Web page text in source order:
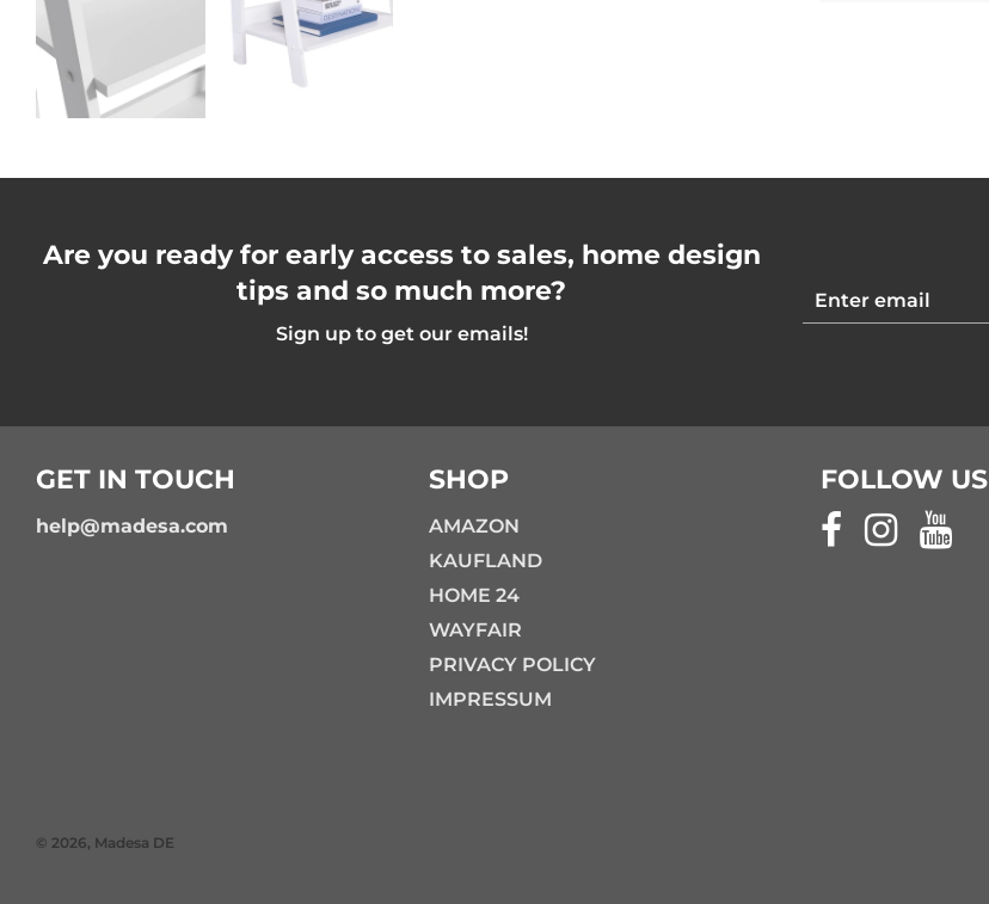
Are you ready for early access to sales, home design
tips and so much more?
Sign up to get our emails!
GET IN TOUCH
help@madesa.com
SHOP
AMAZON
KAUFLAND
HOME 24
WAYFAIR
PRIVACY POLICY
IMPRESSUM
FOLLOW US
© 2026, Madesa DE